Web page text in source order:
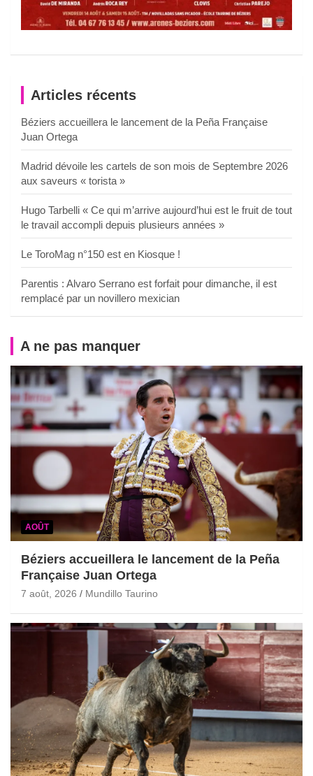
Articles récents
Béziers accueillera le lancement de la Peña Française
Juan Ortega
Madrid dévoile les cartels de son mois de Septembre 2026
aux saveurs « torista »
Hugo Tarbelli « Ce qui m’arrive aujourd’hui est le fruit de tout
le travail accompli depuis plusieurs années »
Le ToroMag n°150 est en Kiosque !
Parentis : Alvaro Serrano est forfait pour dimanche, il est
remplacé par un novillero mexician
A ne pas manquer
AOÛT
Béziers accueillera le lancement de la Peña
Française Juan Ortega
7 août, 2026 Mundillo Taurino